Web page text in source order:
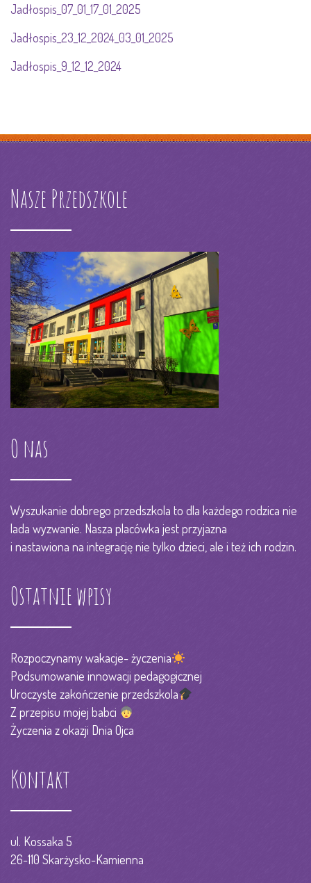
Jadłospis_07_01_17_01_2025
Jadłospis_23_12_2024_03_01_2025
Jadłospis_9_12_12_2024
Nasze Przedszkole
O nas
Wyszukanie dobrego przedszkola to dla każdego rodzica nie
lada wyzwanie. Nasza placówka jest przyjazna
i nastawiona na integrację nie tylko dzieci, ale i też ich rodzin.
Ostatnie wpisy
Rozpoczynamy wakacje- życzenia
Podsumowanie innowacji pedagogicznej
Uroczyste zakończenie przedszkola
Z przepisu mojej babci
Życzenia z okazji Dnia Ojca
Kontakt
ul. Kossaka 5
26-110 Skarżysko-Kamienna